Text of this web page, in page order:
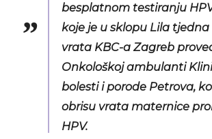
besplatnom testiranju
koje je u sklopu Lila
vrata KBC-a Zagreb
Onkološkoj ambulanti
bolesti i porode Petrova,
obrisu vrata maternice
HPV.